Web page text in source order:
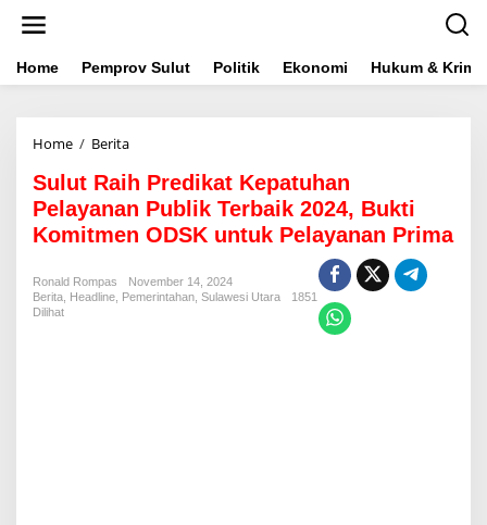
t
Home Pemprov Sulut Politik Ekonomi Hukum &
Home / Berita
l
u
t
R
i
h
Sulut Raih Predikat Kepatuhan
Pelayanan Publik Terbaik 2024, Bukti
Komitmen ODSK untuk Pelayanan Prima
Ronald Rompas
November 14, 2024
Berita Headline Pemerintahan Sulawesi Utara
1851
Dilihat